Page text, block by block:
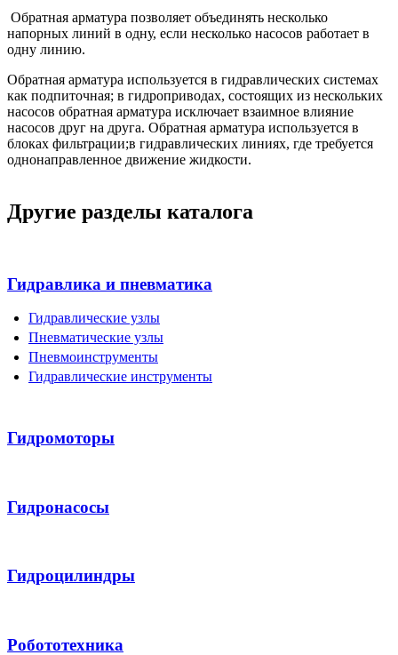
Обратная арматура позволяет объединять несколько
напорных линий в одну, если несколько насосов работает в
одну линию.
Обратная арматура используется в гидравлических системах
как подпиточная; в гидроприводах, состоящих из нескольких
насосов обратная арматура исключает взаимное влияние
насосов друг на друга. Обратная арматура используется в
блоках фильтрации;в гидравлических линиях, где требуется
однонаправленное движение жидкости.
Другие разделы каталога
Гидравлика и пневматика
Гидравлические узлы
Пневматические узлы
Пневмоинструменты
Гидравлические инструменты
Гидромоторы
Гидронасосы
Гидроцилиндры
Робототехника